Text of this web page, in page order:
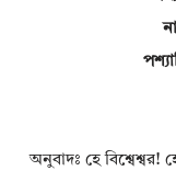
অনুবাদঃ হে